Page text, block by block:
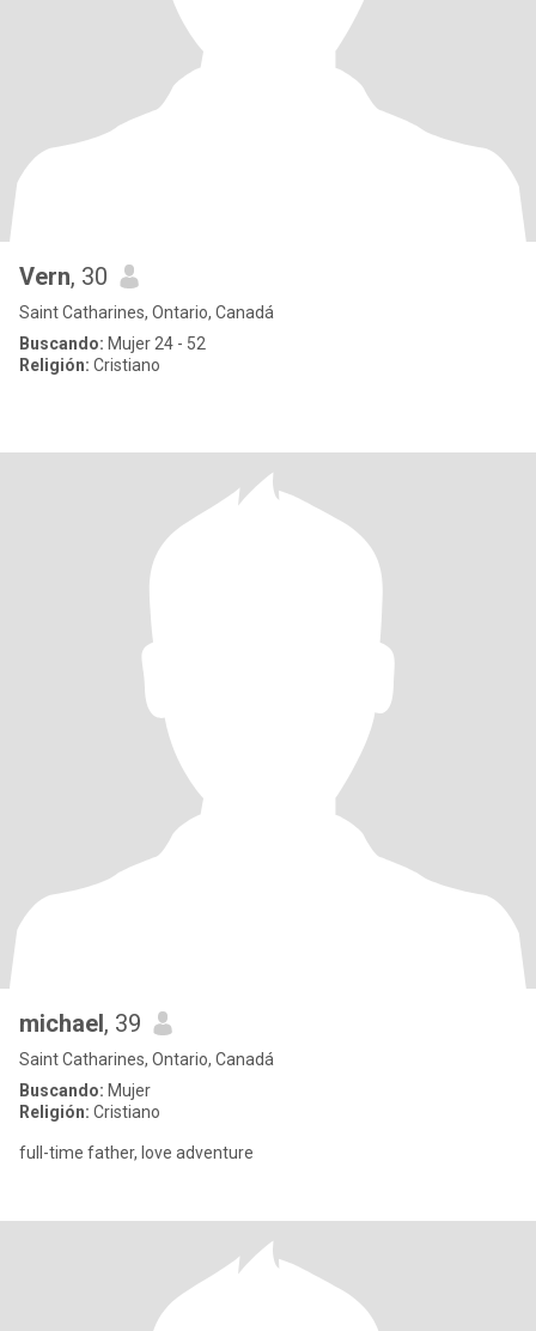
Vern, 30
Saint Catharines, Ontario, Canadá
Buscando: Mujer 24 - 52
Religión: Cristiano
michael, 39
Saint Catharines, Ontario, Canadá
Buscando: Mujer
Religión: Cristiano
full-time father, love adventure